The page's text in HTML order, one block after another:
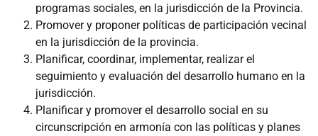
programas sociales, en la jurisdicción de la Provincia.
Promover y proponer políticas de participación vecinal
en la jurisdicción de la provincia.
Planificar, coordinar, implementar, realizar el
seguimiento y evaluación del desarrollo humano en la
jurisdicción.
Planificar y promover el desarrollo social en su
circunscripción en armonía con las políticas y planes